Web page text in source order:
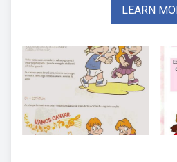
LEARN